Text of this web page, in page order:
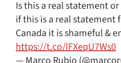
Is this a real statement
if this is a real statement
Canada it is shameful &
https://t.co/lFXeqU7Ws0